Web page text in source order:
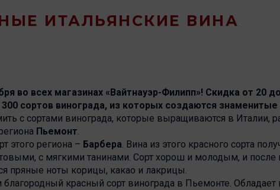
ИТАЛЬЯНСКИЕ ВИНА
во всех магазинах «Вайтнауэр-Филипп»! Скидка от 20
сортов винограда, из которых создаются знаменитые
с сортами винограда, которые выращиваются в Италии,
Пьемонт.
этого региона – Барбера. Вина из этого красного сорта
с мягкими танинами. Сорт хорош и молодым, и
пряные ноты корицы, какао и лакрицы.
красный сорт винограда в Пьемонте.